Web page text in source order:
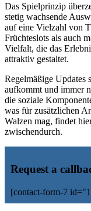
Das Spielprinzip
stetig wachsende
auf eine Vielzahl von
Früchteslots als auch
Vielfalt, die das
attraktiv gestaltet.
Regelmäßige Updates
aufkommt und immer
die soziale
was für zusätzlichen
Walzen mag, findet
zwischendurch.
Request a
[contact-form-7